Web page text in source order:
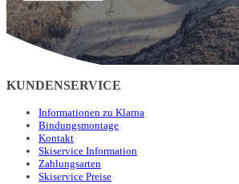
KUNDENSERVICE
Informationen zu Klarna
Bindungsmontage
Kontakt
Skiservice Information
Zahlungsarten
Skiservice Preise